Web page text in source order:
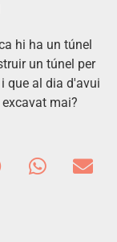
hi ha un túnel
un túnel per
que al dia d'avui
mai?